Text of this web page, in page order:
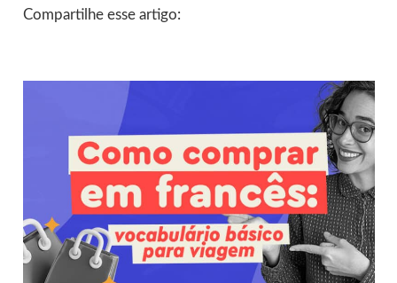
Compartilhe esse artigo: